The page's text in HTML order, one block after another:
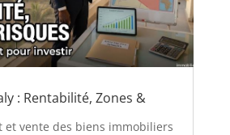
: Rentabilité, Zones &
et vente des biens immobiliers